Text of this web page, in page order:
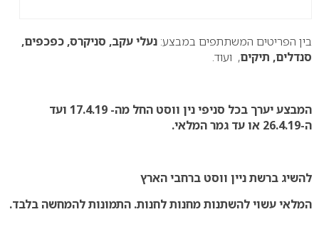
בין הפריטים המשתתפים במבצע: נעלי עקב, סניקרס, כפכפים,
סנדלים, תיקים, ועוד.
המבצע יערך בכל סניפי נין ווסט החל מה- 17.4.19 ועד
ה-26.4.19 או עד גמר המלאי.
להשיג ברשת ניין ווסט ברחבי הארץ
המלאי עשוי להשתנות מחנות לחנות. התמונות להמחשה בלבד.